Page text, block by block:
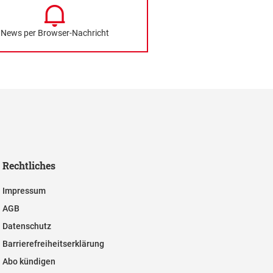
News per Browser-Nachricht
Rechtliches
Impressum
AGB
Datenschutz
Barrierefreiheitserklärung
Abo kündigen